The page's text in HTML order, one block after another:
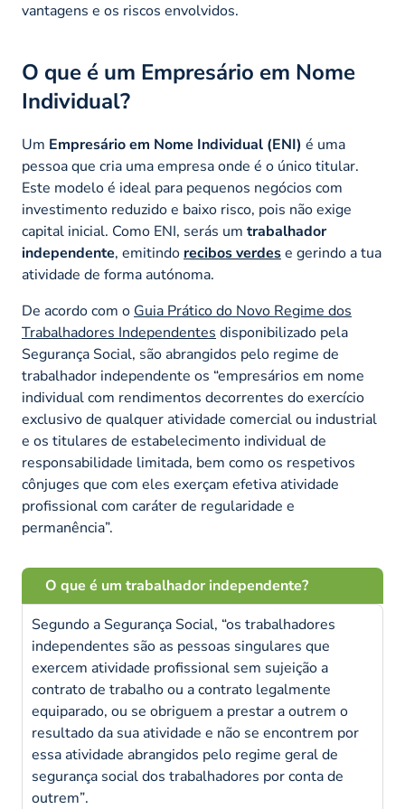
vantagens e os riscos envolvidos.
O que é um Empresário em Nome
Individual?
Um Empresário em Nome Individual (ENI) é uma
pessoa que cria uma empresa onde é o único titular.
Este modelo é ideal para pequenos negócios com
investimento reduzido e baixo risco, pois não exige
capital inicial. Como ENI, serás um trabalhador
independente, emitindo recibos verdese gerindo a tua
atividade de forma autónoma.
De acordo com o Guia Prático do Novo Regime dos
Trabalhadores Independentes disponibilizado pela
Segurança Social, são abrangidos pelo regime de
trabalhador independente os “empresários em nome
individual com rendimentos decorrentes do exercício
exclusivo de qualquer atividade comercial ou industrial
e os titulares de estabelecimento individual de
responsabilidade limitada, bem como os respetivos
cônjuges que com eles exerçam efetiva atividade
profissional com caráter de regularidade e
permanência”.
O que é um trabalhador independente?
Segundo a Segurança Social, “os trabalhadores
independentes são as pessoas singulares que
exercem atividade profissional sem sujeição a
contrato de trabalho ou a contrato legalmente
equiparado, ou se obriguem a prestar a outrem o
resultado da sua atividade e não se encontrem por
essa atividade abrangidos pelo regime geral de
segurança social dos trabalhadores por conta de
outrem”.